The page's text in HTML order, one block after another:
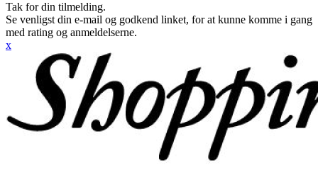
Tak for din tilmelding.
Se venligst din e-mail og godkend linket, for at kunne komme i gang
med rating og anmeldelserne.
x